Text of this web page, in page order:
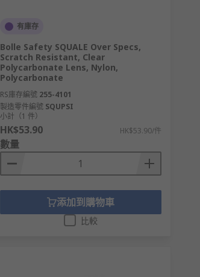
有庫存
Bolle Safety SQUALE Over Specs,
Scratch Resistant, Clear
Polycarbonate Lens, Nylon,
Polycarbonate
RS庫存編號 255-4101
製造零件編號 SQUPSI
小計（1 件）
HK$53.90 HK$53.90/件
數量
添加到購物車
比較